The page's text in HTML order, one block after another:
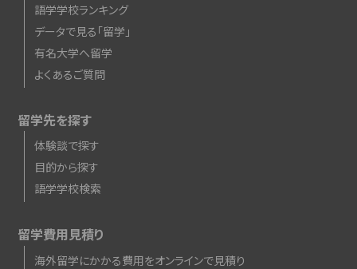
語学学校ランキング
データで見る「留学」
有名大学へ留学
よくあるご質問
留学先を探す
体験談で探す
目的から探す
語学学校検索
留学費用見積り
海外留学にかかる費用をオンラインで見積り